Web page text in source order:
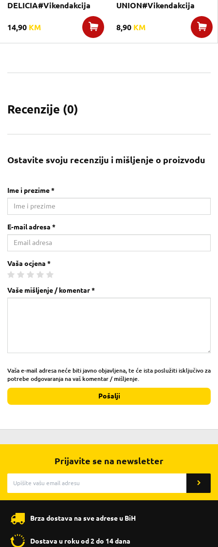
DELICIA#Vikendakcija
14,90 KM
UNION#Vikendakcija
8,90 KM
Recenzije (0)
Ostavite svoju recenziju i mišljenje o proizvodu
Ime i prezime *
E-mail adresa *
Vaša ocjena *
Vaše mišljenje / komentar *
Vaša e-mail adresa neće biti javno objavljena, te će ista poslužiti isključivo za
potrebe odgovaranja na vaš komentar / mišljenje.
Pošalji
Prijavite se na newsletter
Brza dostava na sve adrese u BiH
Dostava u roku od 2 do 14 dana